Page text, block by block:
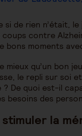
si de rien n’était,
contre
bons moments
mieux qu’un bon
le repli sur soi
? De quoi est-il
besoins des
stimuler la